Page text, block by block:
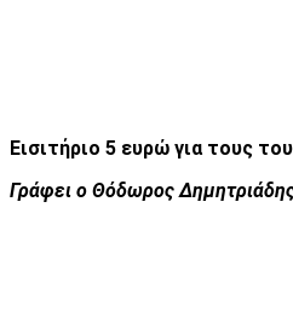
Εισιτήριο 5 ευρώ για τους
Γράφει ο Θόδωρος